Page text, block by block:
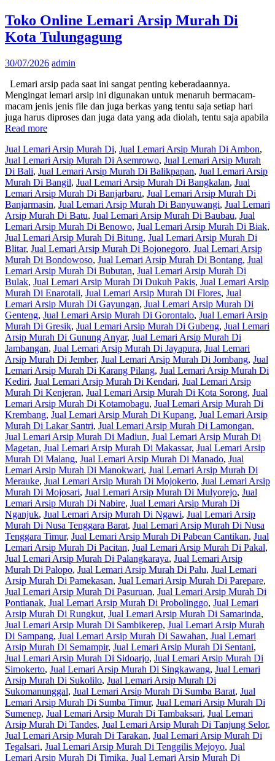
Toko Online Lemari Arsip Murah Di
Kota Tulungagung
30/07/2026 admin
Lemari arsip pada saat ini sangat penting keberadaannya.
Mengingat lemari arsip ini digunakan untuk menaruh bermacam-
macam jenis jenis file dan juga berkas yang tentu saja setiap hari
juga harus diproses dan juga data yang ada diolah, tentu saja apabila
Read more
Jual Lemari Arsip Murah Di, Jual Lemari Arsip Murah Di Ambon,
Jual Lemari Arsip Murah Di Asemrowo, Jual Lemari Arsip Murah
Di Bali, Jual Lemari Arsip Murah Di Balikpapan, Jual Lemari Arsip
Murah Di Bangil, Jual Lemari Arsip Murah Di Bangkalan, Jual
Lemari Arsip Murah Di Banjarbaru, Jual Lemari Arsip Murah Di
Banjarmasin, Jual Lemari Arsip Murah Di Banyuwangi, Jual Lemari
Arsip Murah Di Batu, Jual Lemari Arsip Murah Di Baubau, Jual
Lemari Arsip Murah Di Benowo, Jual Lemari Arsip Murah Di Biak,
Jual Lemari Arsip Murah Di Bitung, Jual Lemari Arsip Murah Di
Blitar, Jual Lemari Arsip Murah Di Bojonegoro, Jual Lemari Arsip
Murah Di Bondowoso, Jual Lemari Arsip Murah Di Bontang, Jual
Lemari Arsip Murah Di Bubutan, Jual Lemari Arsip Murah Di
Bulak, Jual Lemari Arsip Murah Di Dukuh Pakis, Jual Lemari Arsip
Murah Di Enarotali, Jual Lemari Arsip Murah Di Flores, Jual
Lemari Arsip Murah Di Gayungan, Jual Lemari Arsip Murah Di
Genteng, Jual Lemari Arsip Murah Di Gorontalo, Jual Lemari Arsip
Murah Di Gresik, Jual Lemari Arsip Murah Di Gubeng, Jual Lemari
Arsip Murah Di Gunung Anyar, Jual Lemari Arsip Murah Di
Jambangan, Jual Lemari Arsip Murah Di Jayapura, Jual Lemari
Arsip Murah Di Jember, Jual Lemari Arsip Murah Di Jombang, Jual
Lemari Arsip Murah Di Karang Pilang, Jual Lemari Arsip Murah Di
Kediri, Jual Lemari Arsip Murah Di Kendari, Jual Lemari Arsip
Murah Di Kenjeran, Jual Lemari Arsip Murah Di Kota Sorong, Jual
Lemari Arsip Murah Di Kotamobagu, Jual Lemari Arsip Murah Di
Krembang, Jual Lemari Arsip Murah Di Kupang, Jual Lemari Arsip
Murah Di Lakar Santri, Jual Lemari Arsip Murah Di Lamongan,
Jual Lemari Arsip Murah Di Madiun, Jual Lemari Arsip Murah Di
Magetan, Jual Lemari Arsip Murah Di Makassar, Jual Lemari Arsip
Murah Di Malang, Jual Lemari Arsip Murah Di Manado, Jual
Lemari Arsip Murah Di Manokwari, Jual Lemari Arsip Murah Di
Merauke, Jual Lemari Arsip Murah Di Mojokerto, Jual Lemari Arsip
Murah Di Mojosari, Jual Lemari Arsip Murah Di Mulyorejo, Jual
Lemari Arsip Murah Di Nabire, Jual Lemari Arsip Murah Di
Nganjuk, Jual Lemari Arsip Murah Di Ngawi, Jual Lemari Arsip
Murah Di Nusa Tenggara Barat, Jual Lemari Arsip Murah Di Nusa
Tenggara Timur, Jual Lemari Arsip Murah Di Pabean Cantikan, Jual
Lemari Arsip Murah Di Pacitan, Jual Lemari Arsip Murah Di Pakal,
Jual Lemari Arsip Murah Di Palangkaraya, Jual Lemari Arsip
Murah Di Palopo, Jual Lemari Arsip Murah Di Palu, Jual Lemari
Arsip Murah Di Pamekasan, Jual Lemari Arsip Murah Di Parepare,
Jual Lemari Arsip Murah Di Pasuruan, Jual Lemari Arsip Murah Di
Pontianak, Jual Lemari Arsip Murah Di Probolinggo, Jual Lemari
Arsip Murah Di Rungkut, Jual Lemari Arsip Murah Di Samarinda,
Jual Lemari Arsip Murah Di Sambikerep, Jual Lemari Arsip Murah
Di Sampang, Jual Lemari Arsip Murah Di Sawahan, Jual Lemari
Arsip Murah Di Semampir, Jual Lemari Arsip Murah Di Sentani,
Jual Lemari Arsip Murah Di Sidoarjo, Jual Lemari Arsip Murah Di
Simokerto, Jual Lemari Arsip Murah Di Singkawang, Jual Lemari
Arsip Murah Di Sukolilo, Jual Lemari Arsip Murah Di
Sukomanunggal, Jual Lemari Arsip Murah Di Sumba Barat, Jual
Lemari Arsip Murah Di Sumba Timur, Jual Lemari Arsip Murah Di
Sumenep, Jual Lemari Arsip Murah Di Tambaksari, Jual Lemari
Arsip Murah Di Tandes, Jual Lemari Arsip Murah Di Tanjung Selor,
Jual Lemari Arsip Murah Di Tarakan, Jual Lemari Arsip Murah Di
Tegalsari, Jual Lemari Arsip Murah Di Tenggilis Mejoyo, Jual
Lemari Arsip Murah Di Timika, Jual Lemari Arsip Murah Di